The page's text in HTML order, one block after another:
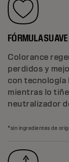
FÓRMULA SUAVE
Colorance
perdidos y
con tecnología
mientras lo
neutralizador
*sin ingredientes de